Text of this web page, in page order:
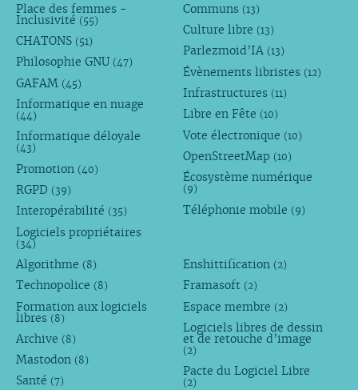
Place des femmes -
Inclusivité (55)
CHATONS (51)
Philosophie GNU (47)
GAFAM (45)
Informatique en nuage
(44)
Informatique déloyale
(43)
Promotion (40)
RGPD (39)
Interopérabilité (35)
Logiciels propriétaires
(34)
Communs (13)
Culture libre (13)
Parlezmoid’IA (13)
Évènements libristes (12)
Infrastructures (11)
Libre en Fête (10)
Vote électronique (10)
OpenStreetMap (10)
Écosystème numérique
(9)
Téléphonie mobile (9)
Algorithme (8)
Technopolice (8)
Formation aux logiciels
libres (8)
Archive (8)
Mastodon (8)
Santé (7)
Enshittification (2)
Framasoft (2)
Espace membre (2)
Logiciels libres de dessin
et de retouche d’image
(2)
Pacte du Logiciel Libre
(2)